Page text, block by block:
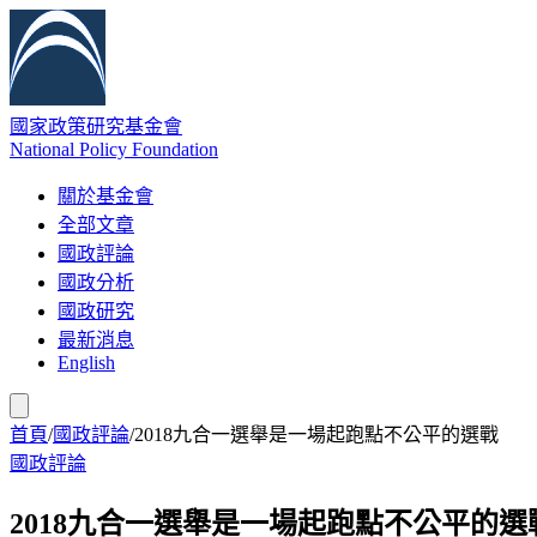
國家政策研究基金會
National Policy Foundation
關於基金會
全部文章
國政評論
國政分析
國政研究
最新消息
English
首頁/國政評論/2018九合一選舉是一場起跑點不公平的選戰
國政評論
2018九合一選舉是一場起跑點不公平的選